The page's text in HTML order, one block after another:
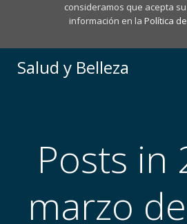
consideramos que acepta
información en laPolítica
Salud y Belleza
Posts in
marzo